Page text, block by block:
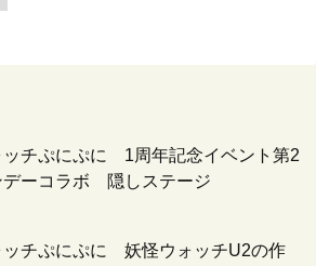
ッチぷにぷに 1周年記念イベント第2
ーコラボ 隠しステージ
ッチぷにぷに 妖怪ウォッチU2の作